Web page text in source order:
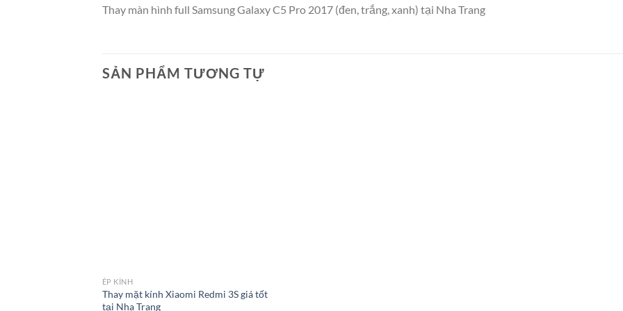
Thay màn hình full Samsung Galaxy C5 Pro 2017 (đen, trắng, xanh) tại Nha Trang
SẢN PHẨM TƯƠNG TỰ
ÉP KÍNH
Thay mặt kính Xiaomi Redmi 3S giá tốt
tại Nha Trang